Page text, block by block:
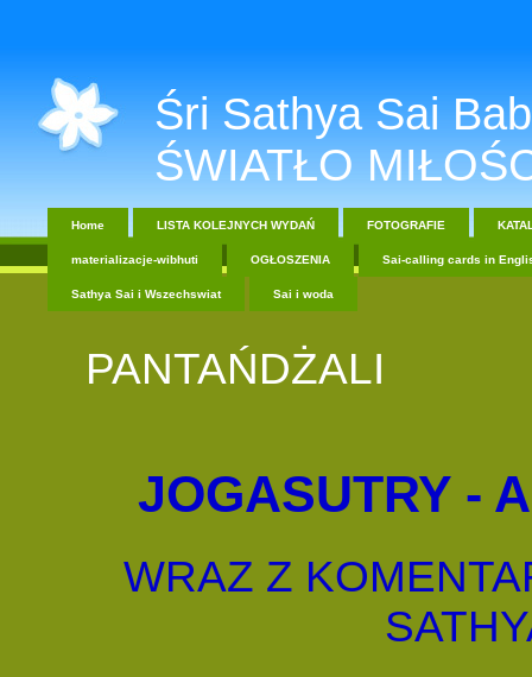
Śri Sathya Sai
ŚWIATŁO
Home LISTA KOLEJNYCH WYDAŃ FOTOGRAFIE
materializacje-wibhuti OGŁOSZENIA Sai-calling cards in
Sathya Sai i Wszechswiat Sai i woda
JOGASUTRY -
WRAZ Z